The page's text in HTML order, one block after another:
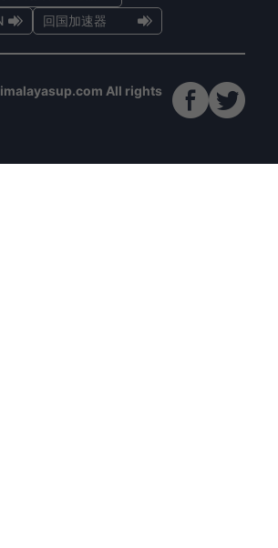
回国加速器
All rights